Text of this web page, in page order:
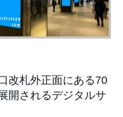
改札外正面にある70
開されるデジタルサ